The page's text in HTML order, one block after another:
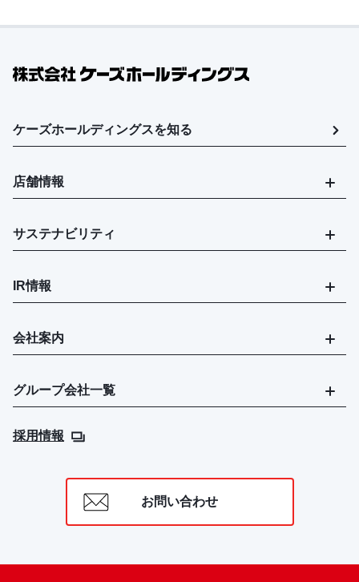
ケーズホールディングスを知る
店舗情報
サステナビリティ
IR情報
会社案内
グループ会社一覧
採用情報
お問い合わせ